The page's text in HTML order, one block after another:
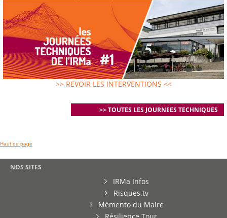
>> REVOIR LES INTERVENTIONS <<
>> TOUTES LES JOURNEES TECHNIQUES
Haut de page
NOS SITES
IRMa Infos
Risques.tv
Mémento du Maire